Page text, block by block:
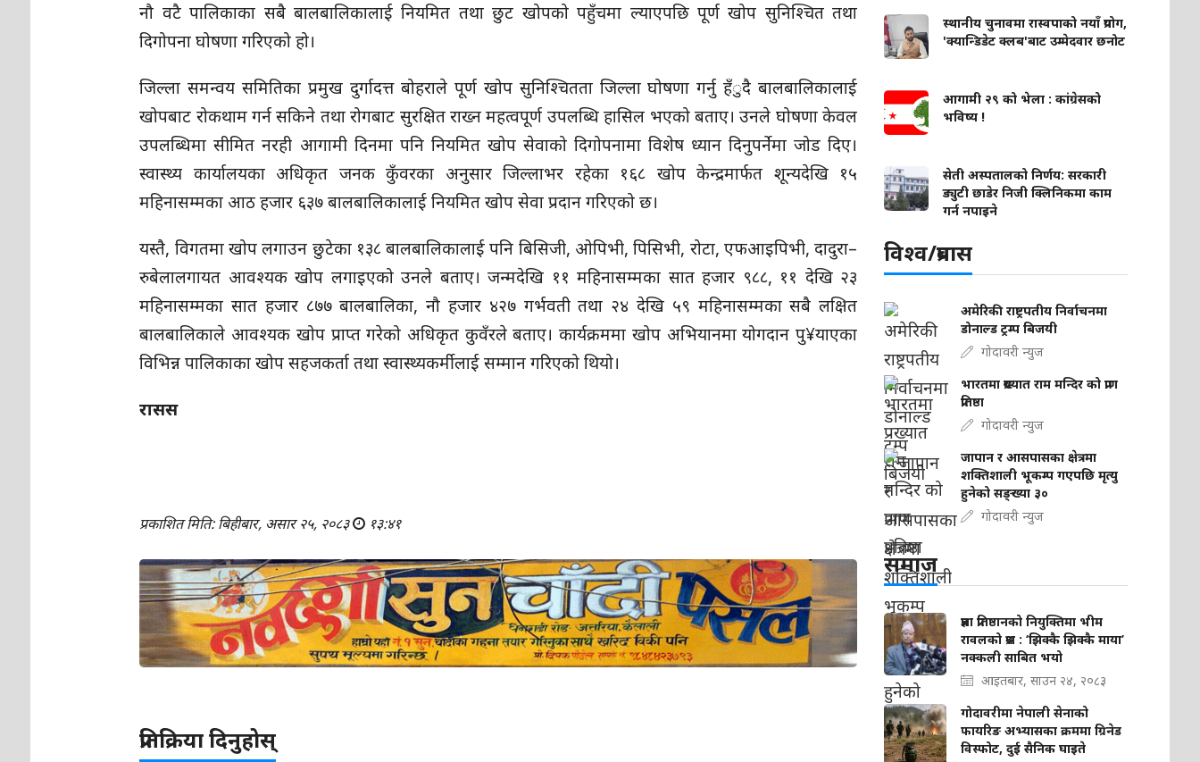
नौ वटै पालिकाका सबै बालबालिकालाई नियमित तथा छुट खोपको पहुँचमा ल्याएपछि पूर्ण खोप सुनिश्चित तथा
दिगोपना घोषणा गरिएको हो।
जिल्ला समन्वय समितिका प्रमुख दुर्गादत्त बोहराले पूर्ण खोप सुनिश्चितता जिल्ला घोषणा गर्नु हँुदै बालबालिकालाई
खोपबाट रोकथाम गर्न सकिने तथा रोगबाट सुरक्षित राख्न महत्वपूर्ण उपलब्धि हासिल भएको बताए। उनले घोषणा केवल
उपलब्धिमा सीमित नरही आगामी दिनमा पनि नियमित खोप सेवाको दिगोपनामा विशेष ध्यान दिनुपर्नेमा जोड दिए।
स्वास्थ्य कार्यालयका अधिकृत जनक कुँवरका अनुसार जिल्लाभर रहेका १६८ खोप केन्द्रमार्फत शून्यदेखि १५
महिनासम्मका आठ हजार ६३७ बालबालिकालाई नियमित खोप सेवा प्रदान गरिएको छ।
यस्तै, विगतमा खोप लगाउन छुटेका १३८ बालबालिकालाई पनि बिसिजी, ओपिभी, पिसिभी, रोटा, एफआइपिभी, दादुरा–
रुबेलालगायत आवश्यक खोप लगाइएको उनले बताए। जन्मदेखि ११ महिनासम्मका सात हजार ९८८, ११ देखि २३
महिनासम्मका सात हजार ८७७ बालबालिका, नौ हजार ४२७ गर्भवती तथा २४ देखि ५९ महिनासम्मका सबै लक्षित
बालबालिकाले आवश्यक खोप प्राप्त गरेको अधिकृत कुवँरले बताए। कार्यक्रममा खोप अभियानमा योगदान पु¥याएका
विभिन्न पालिकाका खोप सहजकर्ता तथा स्वास्थ्यकर्मीलाई सम्मान गरिएको थियो।
रासस
प्रकाशित मिति: बिहीबार, असार २५, २०८३ १३:४१
प्रतिक्रिया दिनुहोस्
स्थानीय चुनावमा रास्वपाको नयाँ प्रयोग,
'क्यान्डिडेट क्लब'बाट उम्मेदवार छनोट
आगामी २९ को भेला : कांग्रेसको
भविष्य !
सेती अस्पतालको निर्णय: सरकारी
ड्युटी छाडेर निजी क्लिनिकमा काम
गर्न नपाइने
विश्व/प्रबास
अमेरिकी राष्ट्रपतीय निर्वाचनमा
डोनाल्ड ट्रम्प बिजयी
गोदावरी न्युज
भारतमा प्रख्यात राम मन्दिर को प्राण
प्रतिष्ठा
गोदावरी न्युज
जापान र आसपासका क्षेत्रमा
शक्तिशाली भूकम्प गएपछि मृत्यु
हुनेको सङ्ख्या ३०
गोदावरी न्युज
समाज
प्रज्ञा प्रतिष्ठानको नियुक्तिमा भीम
रावलको प्रश्न : ‘झिक्कै झिक्कै माया’
नक्कली साबित भयो
आइतबार, साउन २४, २०८३
गोदावरीमा नेपाली सेनाको
फायरिङ अभ्यासका क्रममा ग्रिनेड
विस्फोट, दुई सैनिक घाइते